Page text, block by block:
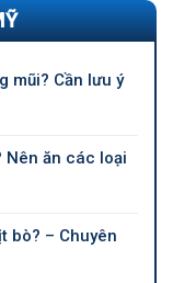
mũi? Cần lưu ý
Nên ăn các loại
bò? – Chuyên